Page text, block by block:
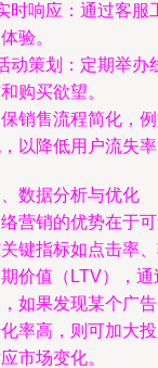
时响应：通过客服
验。
动策划：定期举办
购买欲望。
销售流程简化，
以降低用户流失率
数据分析与优化
营销的优势在于
键指标如点击率
价值（LTV），
如果发现某个广
率高，则可加大
市场变化。